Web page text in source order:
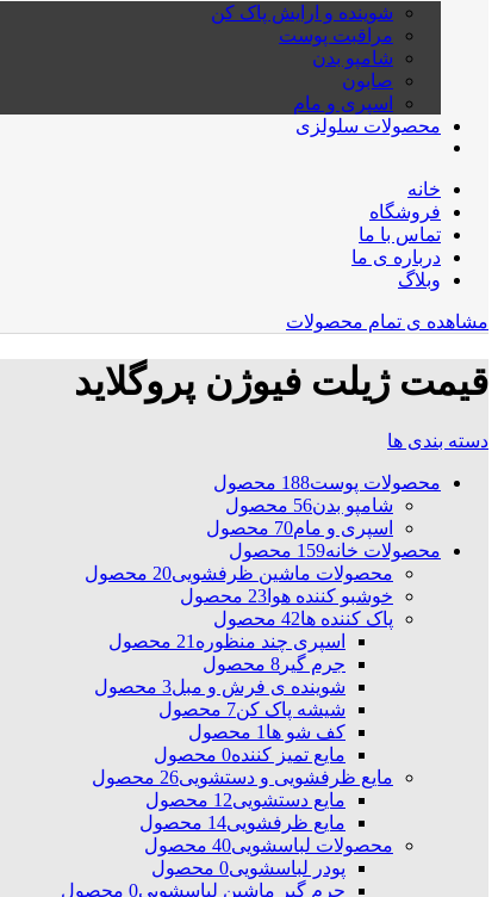
شوینده و ارایش پاک کن
مراقبت پوست
شامپو بدن
صابون
اسپری و مام
محصولات سلولزی
خانه
فروشگاه
تماس با ما
درباره ی ما
وبلاگ
مشاهده ی تمام محصولات
قیمت ژیلت فیوژن پروگلاید
دسته بندی ها
محصولات پوست188 محصول
شامپو بدن56 محصول
اسپری و مام70 محصول
محصولات خانه159 محصول
محصولات ماشین ظرفشویی20 محصول
خوشبو کننده هوا 23 محصول
پاک کننده ها42 محصول
اسپری چند منظوره21 محصول
جرم گیر 8 محصول
شوینده ی فرش و مبل3 محصول
شیشه پاک کن7 محصول
کف شو ها1 محصول
مایع تمیز کننده0 محصول
مایع ظرفشویی و دستشویی26 محصول
مایع دستشویی12 محصول
مایع ظرفشویی14 محصول
محصولات لباسشویی40 محصول
پودر لباسشویی0 محصول
جرم گیر ماشین لباسشویی0 محصول